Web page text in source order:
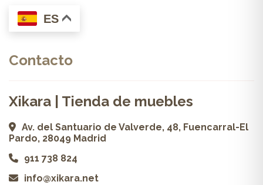
ES
Contacto
Xikara | Tienda de muebles
Av. del Santuario de Valverde, 48, Fuencarral-El
Pardo, 28049 Madrid
911 738 824
info@xikara.net